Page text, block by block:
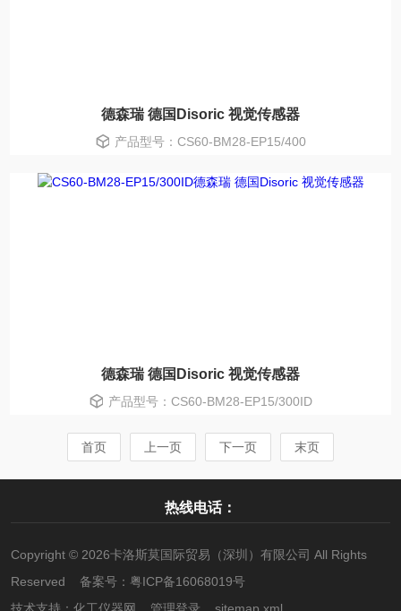
德森瑞 德国Disoric 视觉传感器
产品型号：CS60-BM28-EP15/400
德森瑞 德国Disoric 视觉传感器
产品型号：CS60-BM28-EP15/300ID
首页 上一页 下一页 末页
热线电话：
Copyright © 2026卡洛斯莫国际贸易（深圳）有限公司 All Rights
Reserved 备案号： 粤ICP备16068019号